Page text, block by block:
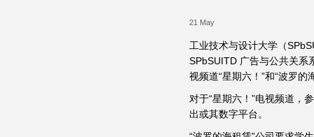
21 May
工业技术与设计大学（
SPbSUITD 广告与公共关系
视频道“星期六！”和“波罗的
对于“星期六！”电视频道，
出或其数字平台。